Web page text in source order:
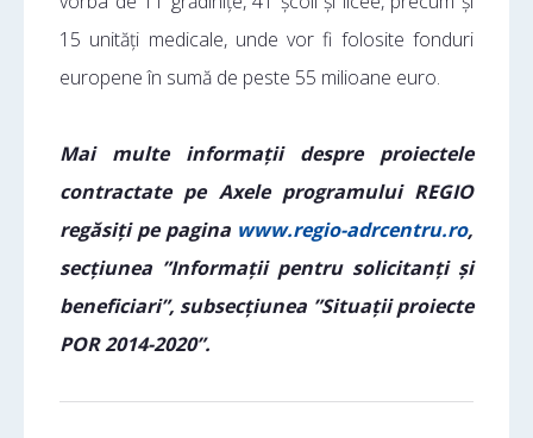
15 unități medicale, unde vor fi folosite fonduri
europene în sumă de peste 55 milioane euro.
Mai multe informații despre proiectele
contractate pe Axele programului REGIO
regăsiți pe pagina www.regio-adrcentru.ro,
secțiunea ”Informații pentru solicitanți și
beneficiari”, subsecțiunea ”Situații proiecte
POR 2014-2020”.